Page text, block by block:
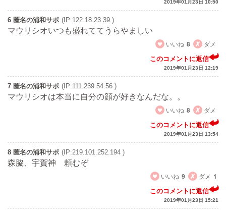
2019年01月23日 10:50
6 匿名の浦和サポ (IP:122.18.23.39 )
マウリシオいつも盛れててうらやましい
いいね 8 ダメ
このコメントに返信
2019年01月23日 12:19
7 匿名の浦和サポ (IP:111.239.54.56 )
マウリシオは本当に自分の顔が好きなんだな。。
いいね 8 ダメ
このコメントに返信
2019年01月23日 13:54
8 匿名の浦和サポ (IP:219.101.252.194 )
森脇、宇賀神 頼むぞ
いいね 9 ダメ 1
このコメントに返信
2019年01月23日 15:21